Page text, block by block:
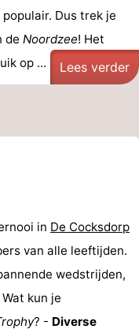
Dus trek je
de Noordzee! Het
op ...
Lees verder
in De Cocksdorp
van alle leeftijden.
wedstrijden,
kun je
? - Diverse